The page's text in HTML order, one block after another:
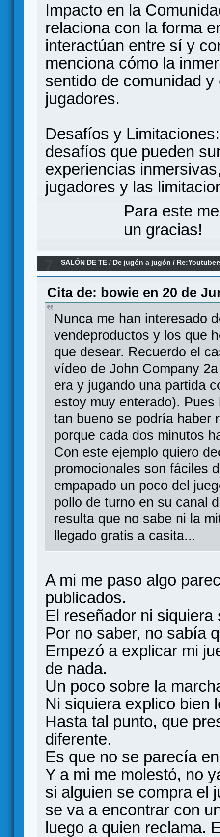
Impacto en la
relaciona con la forma
interactúan entre sí y
menciona cómo la
sentido de comunidad
jugadores.
Desafíos y
desafíos que pueden
experiencias
jugadores y las
Para este
un gracias!
SALÓN DE TE / De jugón a jugón /
Cita de: bowie en 20 de
Nunca me han interesado
vendeproductos y los que
que desear. Recuerdo el
vídeo de John Company
era y jugando una partida
estoy muy enterado).
tan bueno se podría haber
porque cada dos minutos
Con este ejemplo quiero
promocionales son fáciles
empapado un poco del
pollo de turno en su canal
resulta que no sabe ni la
llegado gratis a casita...
A mi me paso algo
publicados.
El reseñador ni
Por no saber, no sabía
Empezó a explicar mi
de nada.
Un poco sobre la
Ni siquiera explico bien
Hasta tal punto, que
diferente.
Es que no se parecía
Y a mi me molestó, no
si alguien se compra el
se va a encontrar con
luego a quien reclama.